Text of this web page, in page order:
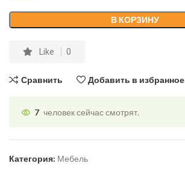
В КОРЗИНУ
Like 0
Сравнить Добавить в избранное
7 человек сейчас смотрят.
Категория: Мебель